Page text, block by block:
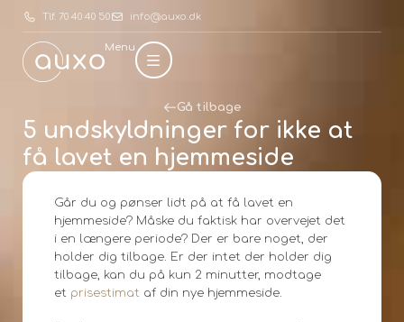
Tlf. 70 40 40 50 info@auxo.dk
Menu
Gå tilbage
5 undskyldninger for ikke at
få lavet en hjemmeside
Går du og pønser lidt på at få lavet en
hjemmeside? Måske du faktisk har overvejet det
i en længere periode? Der er bare noget, der
holder dig tilbage. Er der intet der holder dig
tilbage, kan du på kun 2 minutter, modtage
et prisestimat af din nye hjemmeside.